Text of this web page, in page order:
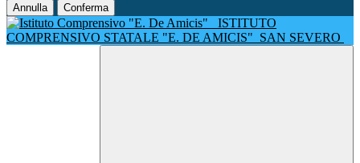
Annulla Conferma
ISTITUTO
COMPRENSIVO STATALE "E. DE AMICIS" SAN SEVERO